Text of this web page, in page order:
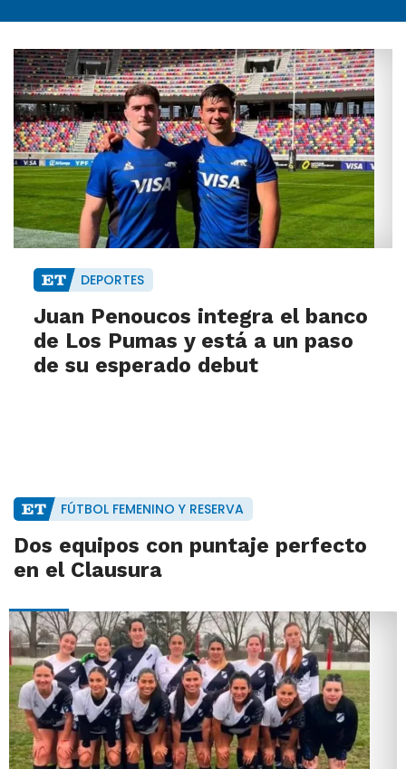
DEPORTES
Juan Penoucos integra el banco
de Los Pumas y está a un paso
de su esperado debut
FÚTBOL FEMENINO Y RESERVA
Dos equipos con puntaje perfecto
en el Clausura